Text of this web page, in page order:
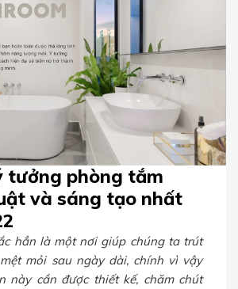
tưởng phòng tắm
và sáng tạo nhất
hẳn là một nơi giúp chúng ta trút
mỏi sau ngày dài, chính vì vậy
này cần được thiết kế, chăm chút